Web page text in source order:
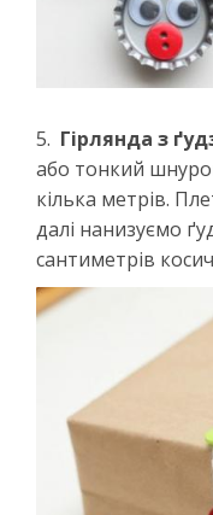
5. Гірлянда з
або тонкий
кілька метрів.
далі нанизуємо
сантиметрів